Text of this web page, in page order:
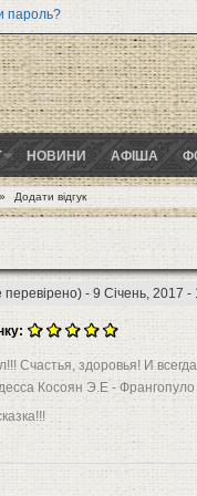
пароль?
НОВИНИ АФІША
» Додати відгук
- 9 Січень, 2017 -
Счастья, здоровья! И
Косоян Э.Е -